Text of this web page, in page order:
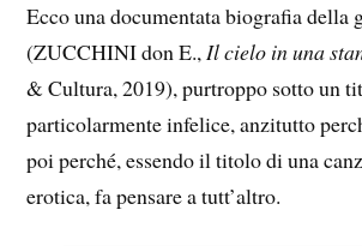
Ecco una documentata biografia della
(ZUCCHINI don E.,Il cielo in una
& Cultura, 2019), purtroppo sotto un
particolarmente infelice, anzitutto
poi perché, essendo il titolo di una
erotica, fa pensare a tutt’altro.